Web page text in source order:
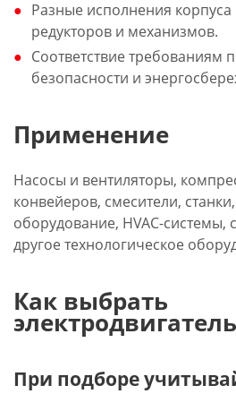
Разные исполнения
редукторов и механизмов.
Соответствие
безопасности и
Применение
Насосы и вентиляторы,
конвейеров, смесители,
оборудование, HVAC-системы,
другое технологическое
Как выбрать
При подборе